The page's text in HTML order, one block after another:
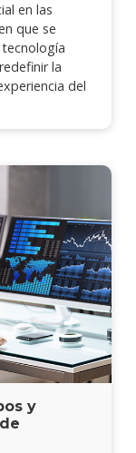
en las
que se
la
del
y